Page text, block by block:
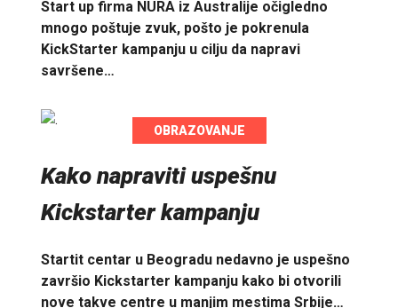
Start up firma NURA iz Australije očigledno
mnogo poštuje zvuk, pošto je pokrenula
KickStarter kampanju u cilju da napravi
savršene…
OBRAZOVANJE
Kako napraviti uspešnu
Kickstarter kampanju
Startit centar u Beogradu nedavno je uspešno
završio Kickstarter kampanju kako bi otvorili
nove takve centre u manjim mestima Srbije…